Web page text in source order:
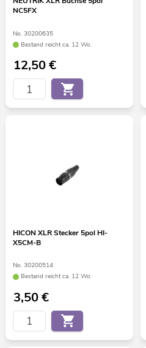
NC5FX
No. 30200635
Bestand reicht ca. 12 Wo.
12,50€
HICON XLR Stecker 5pol HI-
X5CM-B
No. 30200514
Bestand reicht ca. 12 Wo.
3,50€